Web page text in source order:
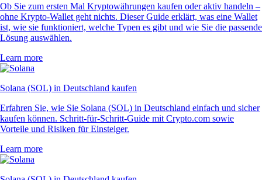
Ob Sie zum ersten Mal Kryptowährungen kaufen oder aktiv handeln –
ohne Krypto-Wallet geht nichts. Dieser Guide erklärt, was eine Wallet
ist, wie sie funktioniert, welche Typen es gibt und wie Sie die passende
Lösung auswählen.
Learn more
Solana (SOL) in Deutschland kaufen
Erfahren Sie, wie Sie Solana (SOL) in Deutschland einfach und sicher
kaufen können. Schritt-für-Schritt-Guide mit Crypto.com sowie
Vorteile und Risiken für Einsteiger.
Learn more